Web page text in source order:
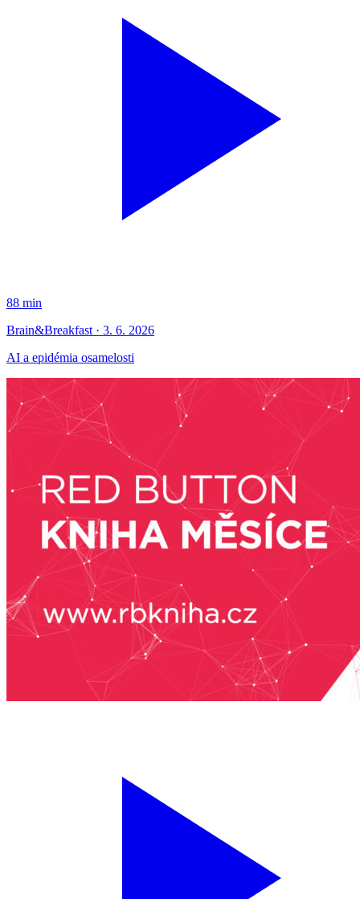
88 min
Brain&Breakfast · 3. 6. 2026
AI a epidémia osamelosti